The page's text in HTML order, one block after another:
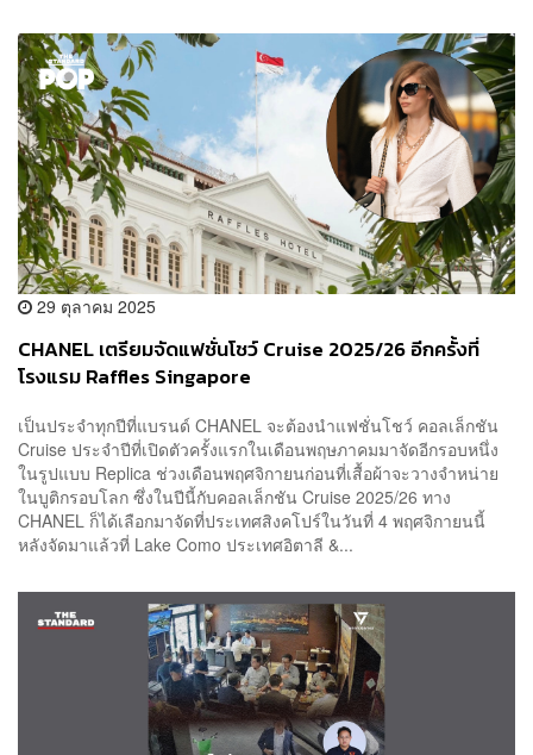
29 ตุลาคม 2025
CHANEL เตรียมจัดแฟชั่นโชว์ Cruise 2025/26 อีกครั้งที่
โรงแรม Raffles Singapore
เป็นประจำทุกปีที่แบรนด์ CHANEL จะต้องนำแฟชั่นโชว์ คอลเล็กชัน
Cruise ประจำปีที่เปิดตัวครั้งแรกในเดือนพฤษภาคมมาจัดอีกรอบหนึ่ง
ในรูปแบบ Replica ช่วงเดือนพฤศจิกายนก่อนที่เสื้อผ้าจะวางจำหน่าย
ในบูติกรอบโลก ซึ่งในปีนี้กับคอลเล็กชัน Cruise 2025/26 ทาง
CHANEL ก็ได้เลือกมาจัดที่ประเทศสิงคโปร์ในวันที่ 4 พฤศจิกายนนี้
หลังจัดมาแล้วที่ Lake Como ประเทศอิตาลี &...